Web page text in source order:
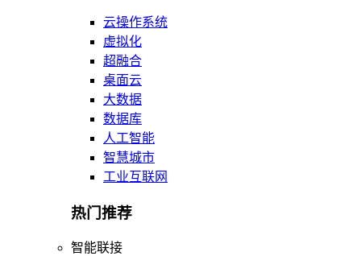
云操作系统
虚拟化
超融合
桌面云
大数据
数据库
人工智能
智慧城市
工业互联网
热门推荐
智能联接